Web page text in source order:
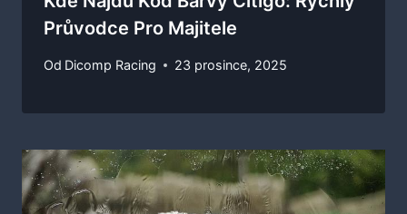
Průvodce Pro Majitele
Od Dicomp Racing 23 prosince, 2025